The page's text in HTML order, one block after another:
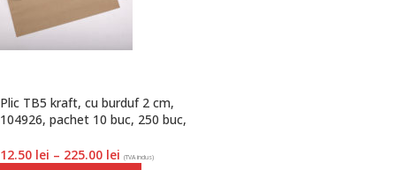
Plic TB5 kraft, cu burduf 2 cm,
104926, pachet 10 buc, 250 buc,
12.50 lei – 225.00 lei (TVA inclus)